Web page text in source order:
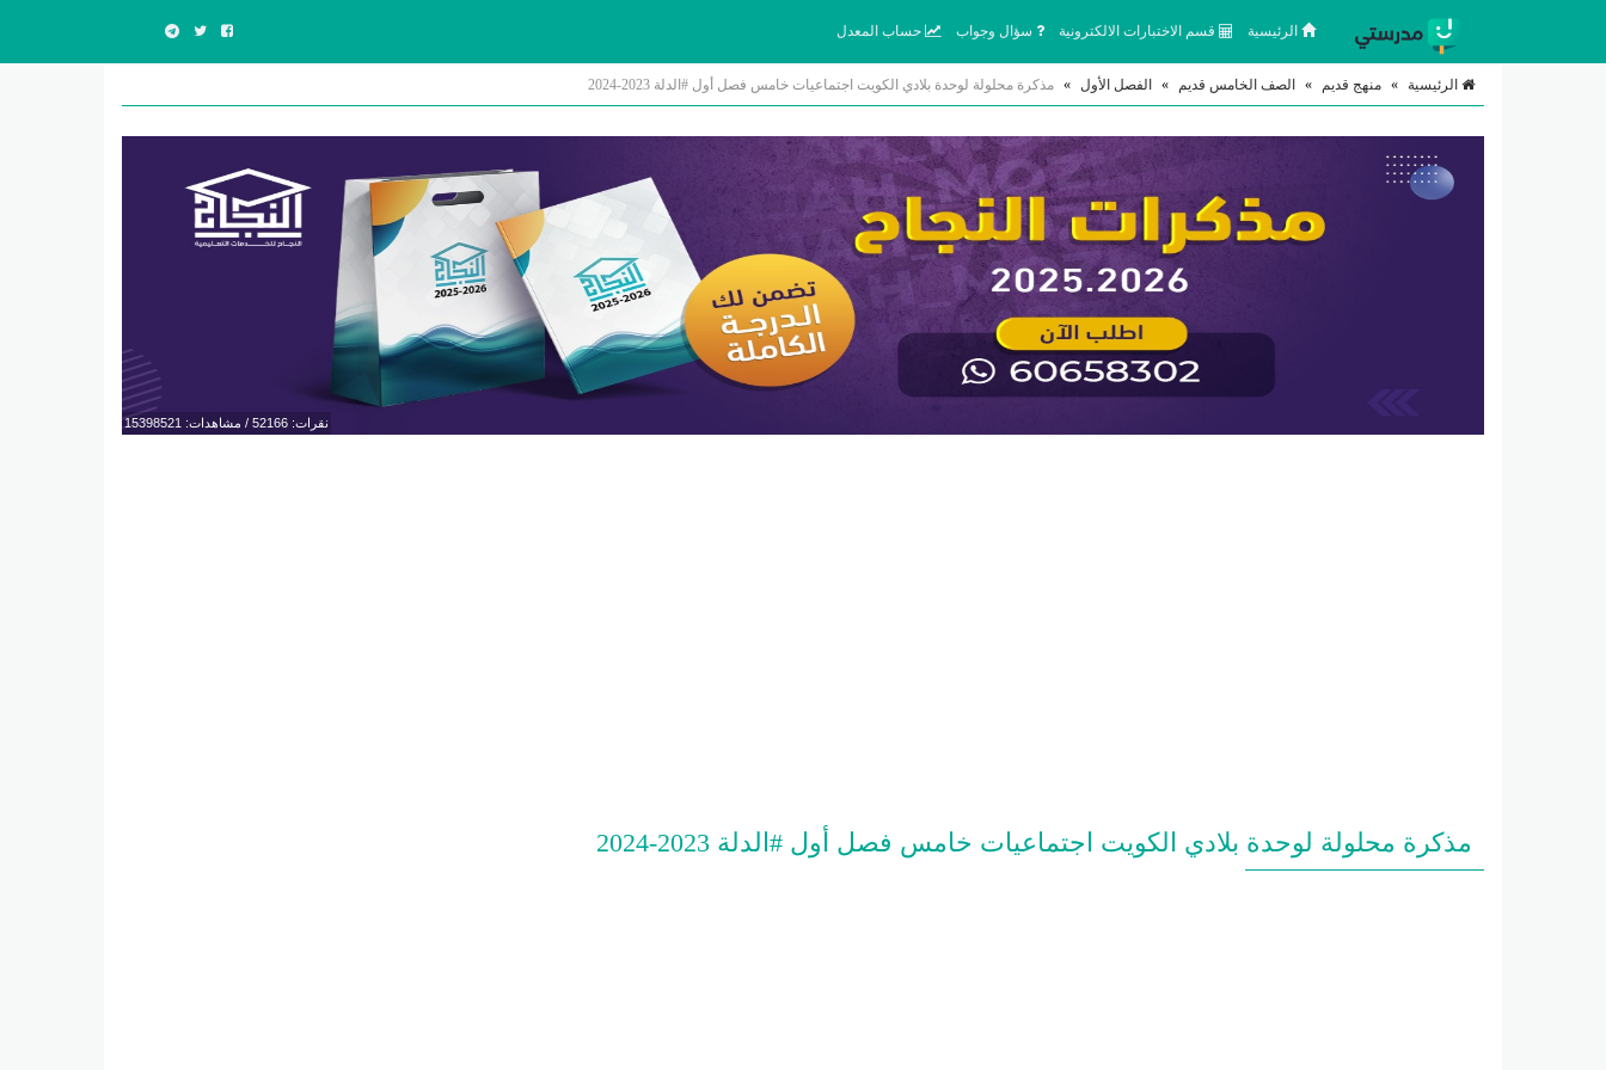
الرئيسية قسم الاختبارات الالكترونية سؤال وجواب حساب المعدل
الرئيسية » منهج قديم » الصف الخامس قديم » الفصل الأول » مذكرة محلولة لوحدة بلادي الكويت اجتماعيات خامس فصل أول #الدلة 2023-2024
نقرات: 52166 / مشاهدات: 15398521
مذكرة محلولة لوحدة بلادي الكويت اجتماعيات خامس فصل أول #الدلة 2023-2024